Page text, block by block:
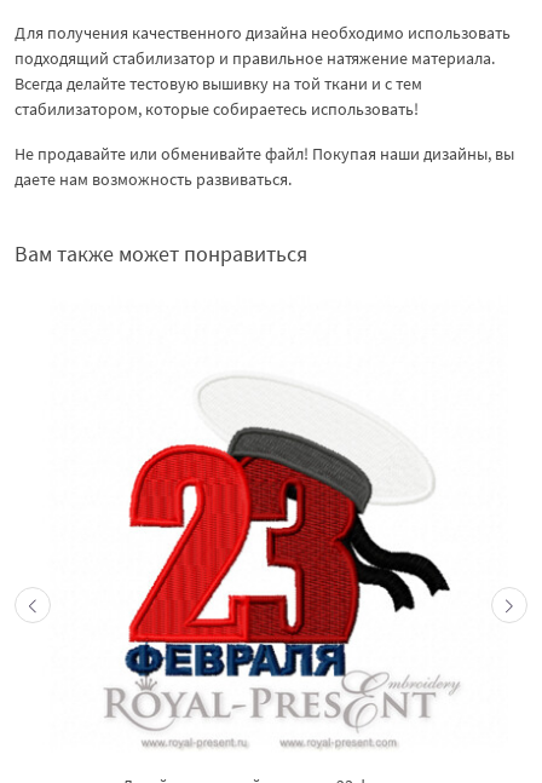
Для получения качественного дизайна необходимо использовать
подходящий стабилизатор и правильное натяжение материала.
Всегда делайте тестовую вышивку на той ткани и с тем
стабилизатором, которые собираетесь использовать!
Не продавайте или обменивайте файл! Покупая наши дизайны, вы
даете нам возможность развиваться.
Вам также может понравиться